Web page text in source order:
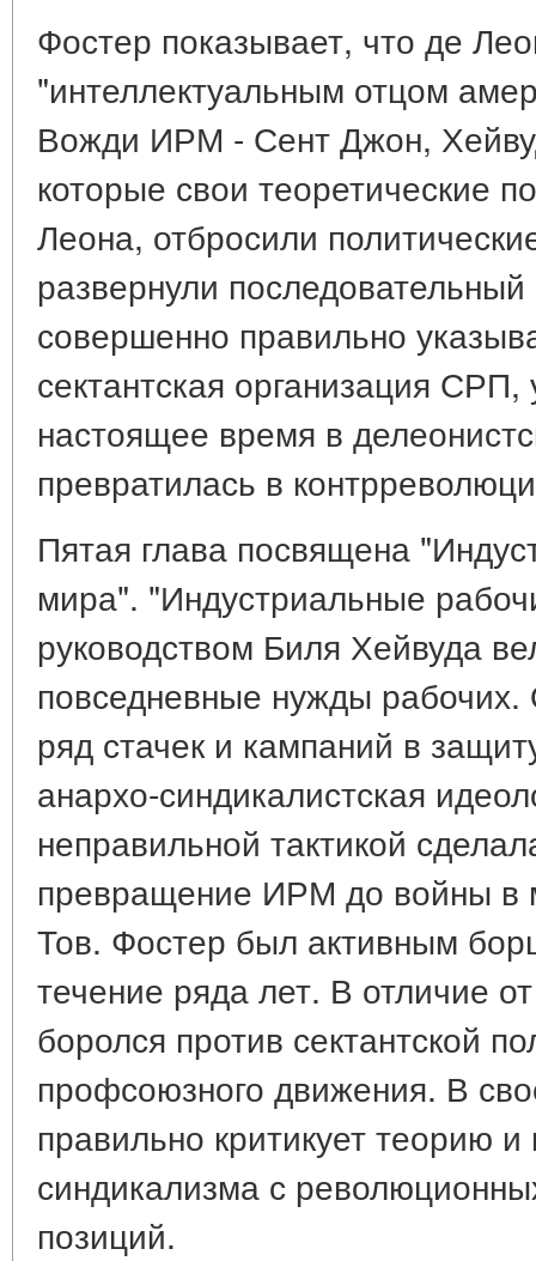
Фостер показывает, что де
"интеллектуальным отцом
Вожди ИРМ - Сент Джон,
которые свои теоретические
Леона, отбросили
развернули
совершенно правильно
сектантская организация
настоящее время в
превратилась в
Пятая глава посвящена
мира". "Индустриальные
руководством Биля Хейвуда
повседневные нужды
ряд стачек и кампаний в
анархо-синдикалистская
неправильной тактикой
превращение ИРМ до войны в
Тов. Фостер был активным
течение ряда лет. В отличие
боролся против сектантской
профсоюзного движения. В
правильно критикует теорию и
синдикализма с
позиций.